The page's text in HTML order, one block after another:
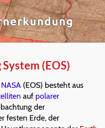
(EOS)
NASA (EOS) besteht aus
auf polarer
der
festen Erde, der